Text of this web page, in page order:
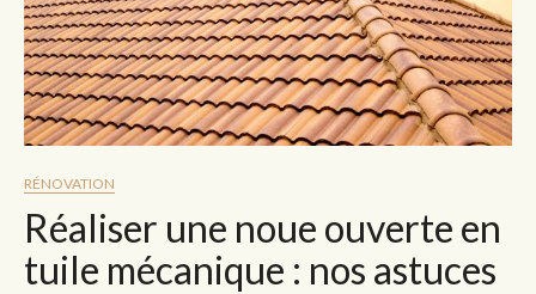
RÉNOVATION
Réaliser une noue ouverte en
tuile mécanique : nos astuces